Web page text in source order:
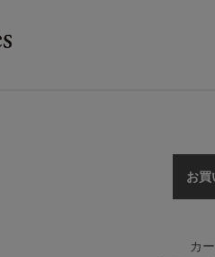
お買
カ